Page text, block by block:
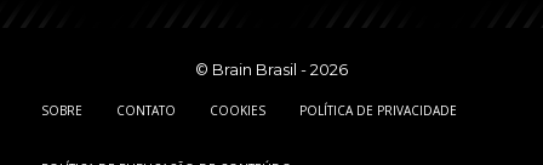
© Brain Brasil - 2026
SOBRE CONTATO COOKIES POLÍTICA DE PRIVACIDADE